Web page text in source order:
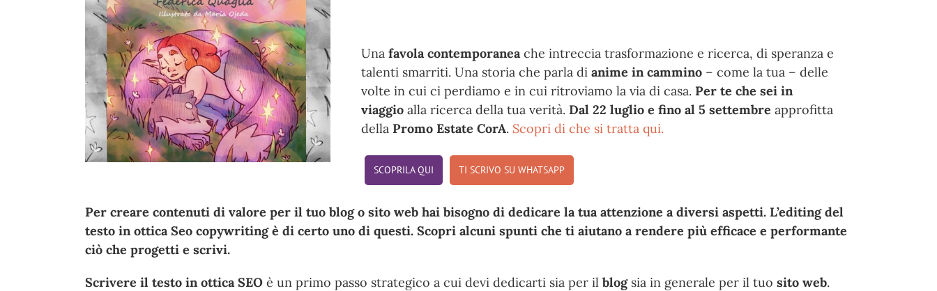
Una favola contemporaneache intreccia trasformazione e ricerca, di speranza e
talenti smarriti. Una storia che parla di anime in cammino – come la tua – delle
volte in cui ci perdiamo e in cui ritroviamo la via di casa. Per te che sei in
viaggio alla ricerca della tua verità. Dal 22 luglio e fino al 5 settembre approfitta
della Promo Estate CorA. Scopri di che si tratta qui.
SCOPRILA QUI TI SCRIVO SU WHATSAPP
Per creare contenuti di valore per il tuo blog o sito web hai bisogno di dedicare la tua attenzione a diversi aspetti. L’editing del
testo in ottica Seo copywriting è di certo uno di questi. Scopri alcuni spunti che ti aiutano a rendere più efficace e performante
ciò che progetti e scrivi.
Scrivere il testo in ottica SEO è un primo passo strategico a cui devi dedicarti sia per il blogsia in generale per il tuo sito web.